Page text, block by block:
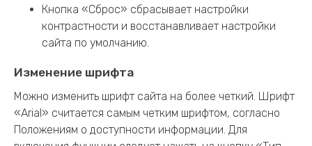
Кнопка «Сброс» сбрасывает настройки
контрастности и восстанавливает настройки
сайта по умолчанию.
Изменение шрифта
Можно изменить шрифт сайта на более четкий. Шрифт
«Arial» считается самым четким шрифтом, согласно
Положениям о доступности информации. Для